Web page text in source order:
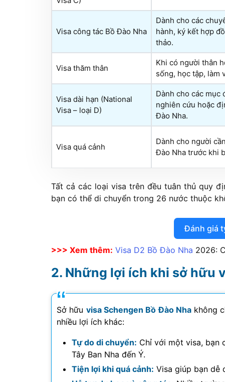
Visa công tác Bồ Đào Nha
Dành cho các
hành, ký kết hợp
thảo.
Visa thăm thân
Khi có người thân
sống, học tập, làm
Visa dài hạn (National
Visa – loại D)
Dành cho các mục
nghiên cứu hoặc
Đào Nha.
Visa quá cảnh
Dành cho người
Đào Nha trước khi
Tất cả các loại visa trên đều tuân thủ quy
bạn có thể di chuyển trong 26 nước thuộc
Đánh giá
>>> Xem thêm: Visa D2 Bồ Đào Nha 2026:
Những lợi ích khi sở hữu
Sở hữu visa Schengen Bồ Đào Nhakhông
nhiều lợi ích khác:
Tự do di chuyển: Chỉ với một visa, bạn
Tây Ban Nha đến Ý.
Tiện lợi khi quá cảnh: Visa giúp bạn dễ